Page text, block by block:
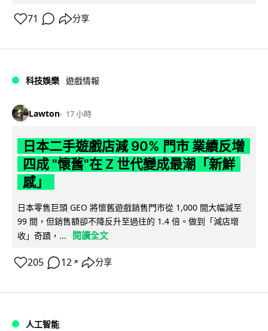
71 分享
科技娛樂 遊戲情報
Lawton 17 小時
日本二手遊戲店減 90% 門市 業績反增
四成 "懷舊"在 Z 世代變成最潮「新鮮
感」
日本零售巨頭 GEO 將懷舊遊戲銷售門市從 1,000 間大幅減至
99 間，但銷售額卻不降反升至過往的 1.4 倍。做到「減店增
收」奇蹟，...
閱讀全文
205 12 ↗ 分享
人工智能